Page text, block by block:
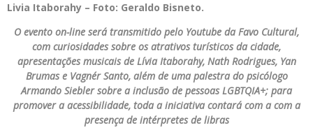
Livia Itaborahy – Foto: Geraldo Bisneto.
O evento on-line será transmitido pelo Youtube da Favo Cultural,
com curiosidades sobre os atrativos turísticos da cidade,
apresentações musicais de Lívia Itaborahy, Nath Rodrigues, Yan
Brumas e Vagnér Santo, além de uma palestra do psicólogo
Armando Siebler sobre a inclusão de pessoas LGBTQIA+; para
promover a acessibilidade, toda a iniciativa contará com a com a
presença de intérpretes de libras